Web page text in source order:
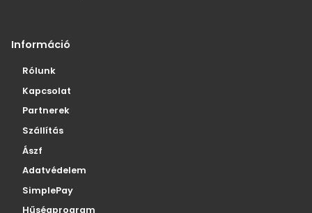
Információ
Rólunk
Kapcsolat
Partnerek
Szállítás
Ászf
Adatvédelem
SimplePay
Hűségprogram